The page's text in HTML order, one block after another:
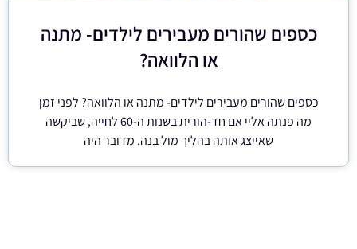
כספים שהורים מעבירים לילדים- מתנה
או הלוואה?
כספים שהורים מעבירים לילדים- מתנה או הלוואה? לפני זמן
מה פנתה אליי אם חד-הורית בשנות ה-60 לחייה, שביקשה
שאייצג אותה בהליך מול בנה. מדובר היה